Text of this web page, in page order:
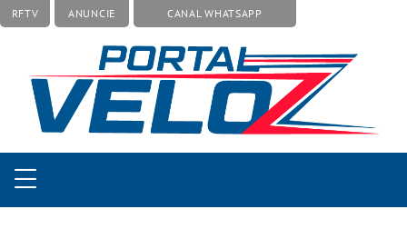
RFTV ANUNCIE CANAL WHATSAPP